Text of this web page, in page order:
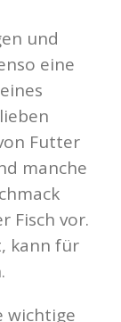
und
eine
Futter
manche
Fisch vor.
kann für
wichtige